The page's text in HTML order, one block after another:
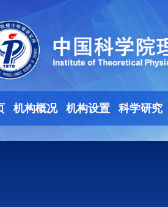
机构概况 机构设置 科学研究